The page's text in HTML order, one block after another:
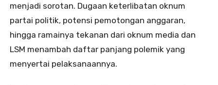
menjadi sorotan. Dugaan keterlibatan oknum
partai politik, potensi pemotongan anggaran,
hingga ramainya tekanan dari oknum media dan
LSM menambah daftar panjang polemik yang
menyertai pelaksanaannya.